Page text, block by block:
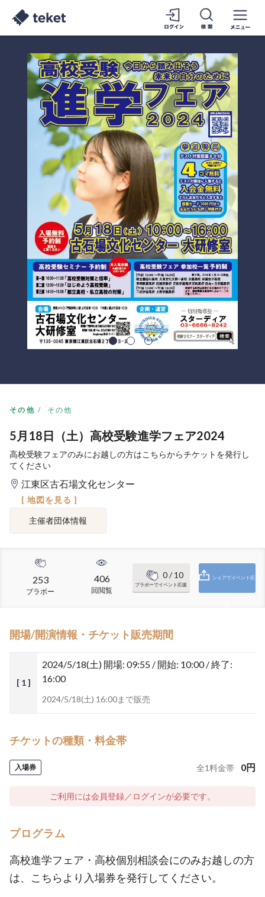
その他 その他
5月18日（土）高校受験進学フェア2024
高校受験フェアのみにお越しの方はこちらからチケットを発行し
てください
江東区古石場文化センター
[ 地図を見る ]
主催者団体情報
253
ブラボー
406
回閲覧
0/ 10
ブラボーでイベント応援
シェアでイベント応
開場/開演情報・チケット販売期間
[ 1 ]
2024/5/18(土) 開場: 09:55 / 開始: 10:00 / 終了:
16:00
2024/5/18(土) 16:00まで販売
チケットの種類・料金帯
入場券 全1料金帯 0円
ご利用には会員登録／ログインが必要です。
プログラム
高校進学フェア・高校個別相談会にのみお越しの方
は、こちらより入場券を発行してください。